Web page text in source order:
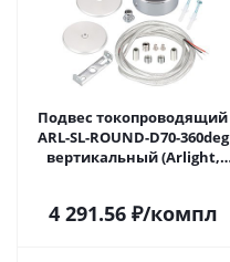
Подвес токопроводящий
ARL-SL-ROUND-D70-360deg
вертикальный (Arlight,
4 291.56₽/компл